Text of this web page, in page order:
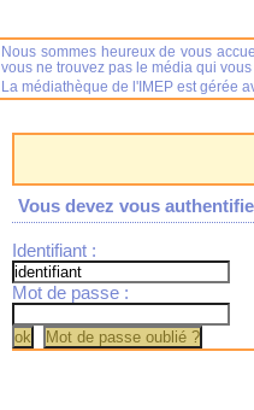
Vous devez vous
Identifiant :
Mot de passe :
Nous sommes heureux de vous
vous ne trouvez pas le média qui
La médiathèque de l'IMEP est gérée